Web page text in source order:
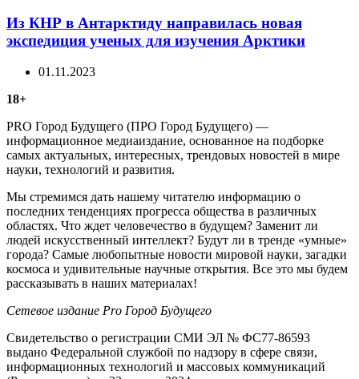
Из КНР в Антарктиду направилась новая
экспедиция ученых для изучения Арктики
01.11.2023
18+
PRO Город Будущего (ПРО Город Будущего) —
информационное медиаиздание, основанное на подборке
самых актуальных, интересных, трендовых новостей в мире
науки, технологий и развития.
Мы стремимся дать нашему читателю информацию о
последних тенденциях прогресса общества в различных
областях. Что ждет человечество в будущем? Заменит ли
людей искусственный интеллект? Будут ли в тренде «умные»
города? Самые любопытные новости мировой науки, загадки
космоса и удивительные научные открытия. Все это мы будем
рассказывать в наших материалах!
Сетевое издание Рrо Город Будущего
Свидетельство о регистрации СМИ ЭЛ № ФС77-86593
выдано Федеральной службой по надзору в сфере связи,
информационных технологий и массовых коммуникаций